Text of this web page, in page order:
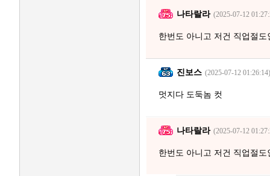
나타랄라 (2025-07-12
한번도 아니고 저건 직업절
진보스 (2025-07-12 01:26:14)
멋지다 도둑놈 컷
나타랄라 (2025-07-12
한번도 아니고 저건 직업절